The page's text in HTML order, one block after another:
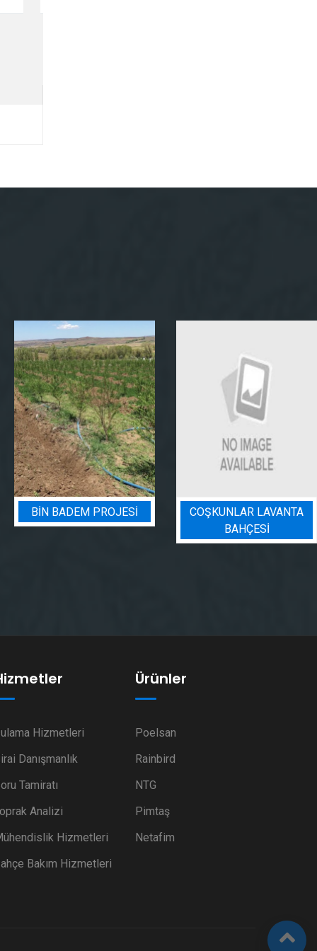
COŞKUNLAR LAVANTA
BAHÇESİ
BADEM BAHÇESI
SULAMA PROJESI
Hizmetleri
Danışmanlık
Tamiratı
Analizi
Hizmetleri
Bakım Hizmetleri
Ürünler
Poelsan
Rainbird
NTG
Pimtaş
Netafim